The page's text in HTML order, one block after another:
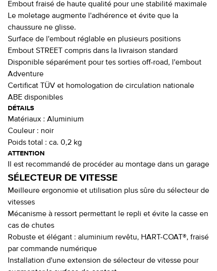
Embout fraisé de haute qualité pour une stabilité maximale
Le moletage augmente l'adhérence et évite que la
chaussure ne glisse.
Surface de l'embout réglable en plusieurs positions
Embout STREET compris dans la livraison standard
Disponible séparément pour tes sorties off-road, l'embout
Adventure
Certificat TÜV et homologation de circulation nationale
ABE disponibles
DÉTAILS
Matériaux : Aluminium
Couleur : noir
Poids total : ca. 0,2 kg
ATTENTION
Il est recommandé de procéder au montage dans un garage
SÉLECTEUR DE VITESSE
Meilleure ergonomie et utilisation plus sûre du sélecteur de
vitesses
Mécanisme à ressort permettant le repli et évite la casse en
cas de chutes
Robuste et élégant : aluminium revêtu, HART-COAT®, fraisé
par commande numérique
Installation d'une extension de sélecteur de vitesse pour